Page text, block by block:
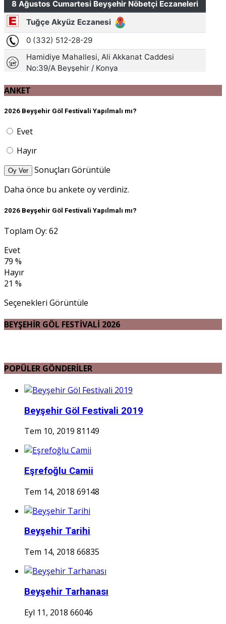
ANKET
2026 Beyşehir Göl Festivali Yapılmalı mı?
Evet
Hayır
Oy Ver
Sonuçları Görüntüle
Daha önce bu ankete oy verdiniz.
2026 Beyşehir Göl Festivali Yapılmalı mı?
Toplam Oy: 62
Evet
79 %
Hayır
21 %
Seçenekleri Görüntüle
BEYŞEHİR GÖL FESTİVALİ 2026
POPÜLER GÖNDERİLER
Beyşehir Göl Festivali 2019
Tem 10, 2019 81149
Eşrefoğlu Camii
Tem 14, 2018 69148
Beyşehir Tarihi
Tem 14, 2018 66835
Beyşehir Tarhanası
Eyl 11, 2018 66046